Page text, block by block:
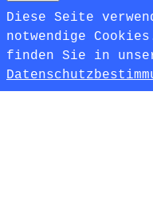
Diese Seite
notwendige
finden Sie in